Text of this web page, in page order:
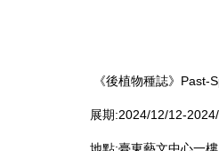
《後植物種誌》Past-
展期:2024/12/12-